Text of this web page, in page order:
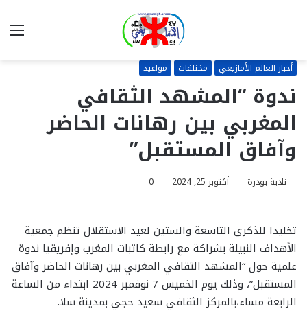
أخبار العالم الأمازيغي مختلفات مواعيد
ندوة “المشهد الثقافي
المغربي بين رهانات الحاضر
وآفاق المستقبل”
نادية بودرة أكتوبر 25, 2024 0
تخليدا للذكرى التاسعة والستين لعيد الاستقلال تنظم جمعية
الأهداف النبيلة بشراكة مع رابطة كاتبات المغرب وإفريقيا ندوة
علمية حول “المشهد الثقافي المغربي بين رهانات الحاضر وآفاق
المستقبل”، وذلك يوم الخميس 7 نوفمبر 2024 ابتداء من الساعة
الرابعة مساء،بالمركز الثقافي سعيد حجي بمدينة سلا.